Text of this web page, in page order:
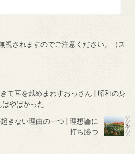
視されますのでご注意ください。（ス
て耳を舐めまわすおっさん | 昭和の身
やばかった
きない理由の一つ | 理想論に
打ち勝つ